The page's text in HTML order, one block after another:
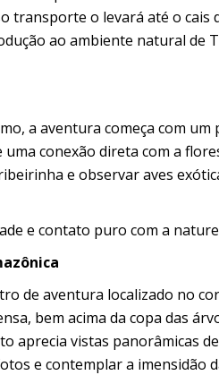
transporte o levará até o cais
ao ambiente natural de
a aventura começa com
conexão direta com a
e observar aves
e contato puro com a
de aventura localizado no
bem acima da copa das
aprecia vistas panorâmicas
e contemplar a imensidão